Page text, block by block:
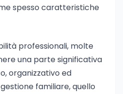
spesso caratteristiche
professionali, molte
una parte significativa
organizzativo ed
familiare, quello